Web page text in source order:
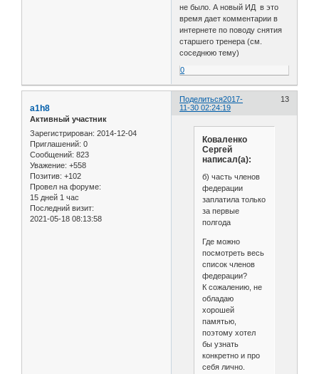
Ильин Александр
Иншаков Юрий
Иоффе Евгений
Иоффе Илья
Карева Наталья
Карпусенко
Касинский
Катков
Кислов Михаил
Климентов
Климентов Евгений
Климентова
Князев Павел
Коваленко Сергей
Козлов Сергей
Кокоткин Сергей
Колтаков Алексей
Колыбелкин Олег
Кондауров Юрий
Копенкин
Корнилов Петр
Коротаев
Коротков
Коротченков
Косилов Кирилл
Костин
Кошеваров
Кошелев Владимир
Кошкин Анатолий
Кретов
не было. А новый ИД в это
время дает комментарии в
интернете по поводу снятия
старшего тренера (см.
соседнюю тему)
0
Поделиться 13
2017-
11-30 02:24:19
a1h8
Активный участник
Зарегистрирован: 2014-12-04
Приглашений: 0
Сообщений: 823
Уважение: +558
Позитив: +102
Провел на форуме:
15 дней 1 час
Последний визит:
2021-05-18 08:13:58
Коваленко
Сергей
написал(а):
б) часть членов
федерации
заплатила только
за первые
полгода
Где можно
посмотреть весь
список членов
федерации?
К сожалению, не
обладаю
хорошей
памятью,
поэтому хотел
бы узнать
конкретно и про
себя лично.